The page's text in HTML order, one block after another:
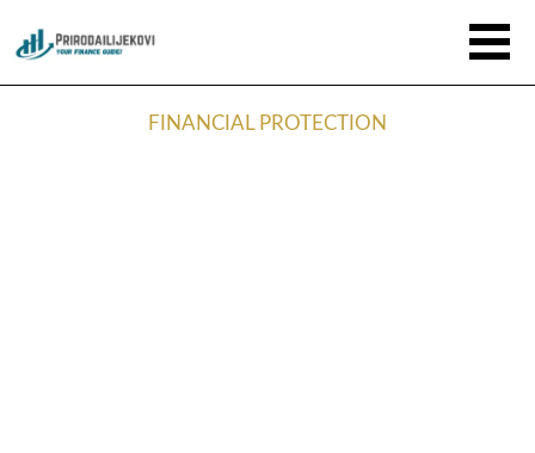
FINANCIAL PROTECTION